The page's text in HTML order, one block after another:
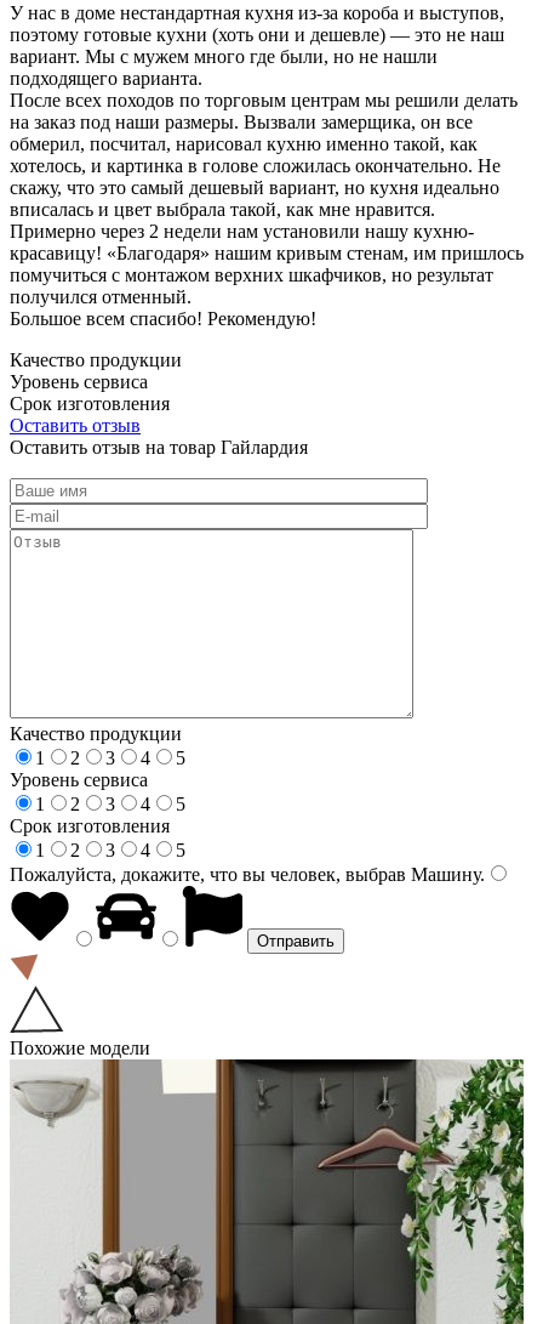
У нас в доме нестандартная кухня из-за короба и выступов,
поэтому готовые кухни (хоть они и дешевле) — это не наш
вариант. Мы с мужем много где были, но не нашли
подходящего варианта.
После всех походов по торговым центрам мы решили делать
на заказ под наши размеры. Вызвали замерщика, он все
обмерил, посчитал, нарисовал кухню именно такой, как
хотелось, и картинка в голове сложилась окончательно. Не
скажу, что это самый дешевый вариант, но кухня идеально
вписалась и цвет выбрала такой, как мне нравится.
Примерно через 2 недели нам установили нашу кухню-
красавицу! «Благодаря» нашим кривым стенам, им пришлось
помучиться с монтажом верхних шкафчиков, но результат
получился отменный.
Большое всем спасибо! Рекомендую!
Качество продукции
Уровень сервиса
Срок изготовления
Оставить отзыв
Оставить отзыв на товар Гайлардия
Качество продукции
1
2 3 4
5
Уровень сервиса
1
2 3 4
5
Срок изготовления
1
2 3 4
5
Пожалуйста, докажите, что вы человек, выбрав Машину.
Похожие модели